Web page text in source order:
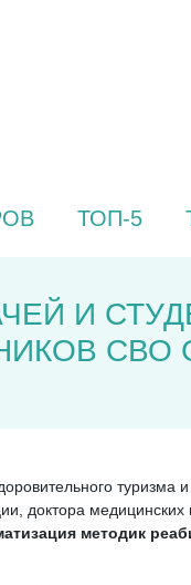
ТОП-5
И
туризма
доктора
методик